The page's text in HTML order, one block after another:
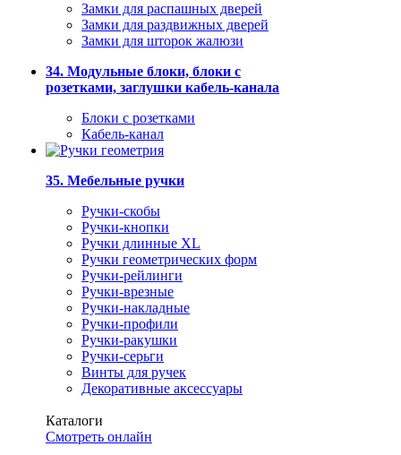
Замки для распашных дверей
Замки для раздвижных дверей
Замки для шторок жалюзи
34. Модульные блоки, блоки с
розетками, заглушки кабель-канала
Блоки с розетками
Кабель-канал
35. Мебельные ручки
Ручки-скобы
Ручки-кнопки
Ручки длинные XL
Ручки геометрических форм
Ручки-рейлинги
Ручки-врезные
Ручки-накладные
Ручки-профили
Ручки-ракушки
Ручки-серьги
Винты для ручек
Декоративные аксессуары
Каталоги
Смотреть онлайн